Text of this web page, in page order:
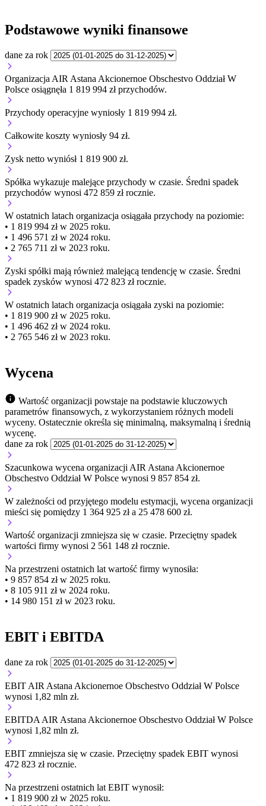
Podstawowe wyniki finansowe
dane za rok
Organizacja AIR Astana Akcionernoe Obschestvo Oddział W
Polsce osiągnęła 1 819 994 zł przychodów.
Przychody operacyjne wyniosły 1 819 994 zł.
Całkowite koszty wyniosły 94 zł.
Zysk netto wyniósł 1 819 900 zł.
Spółka wykazuje malejące przychody w czasie. Średni spadek
przychodów wynosi 472 859 zł rocznie.
W ostatnich latach organizacja osiągała przychody na poziomie:
• 1 819 994 zł w 2025 roku.
• 1 496 571 zł w 2024 roku.
• 2 765 711 zł w 2023 roku.
Zyski spółki mają również malejącą tendencję w czasie. Średni
spadek zysków wynosi 472 823 zł rocznie.
W ostatnich latach organizacja osiągała zyski na poziomie:
• 1 819 900 zł w 2025 roku.
• 1 496 462 zł w 2024 roku.
• 2 765 546 zł w 2023 roku.
Wycena
Wartość organizacji powstaje na podstawie kluczowych
parametrów finansowych, z wykorzystaniem różnych modeli
wyceny. Ostatecznie określa się minimalną, maksymalną i średnią
wycenę.
dane za rok
Szacunkowa wycena organizacji AIR Astana Akcionernoe
Obschestvo Oddział W Polsce wynosi 9 857 854 zł.
W zależności od przyjętego modelu estymacji, wycena organizacji
mieści się pomiędzy 1 364 925 zł a 25 478 600 zł.
Wartość organizacji zmniejsza się w czasie. Przeciętny spadek
wartości firmy wynosi 2 561 148 zł rocznie.
Na przestrzeni ostatnich lat wartość firmy wynosiła:
• 9 857 854 zł w 2025 roku.
• 8 105 911 zł w 2024 roku.
• 14 980 151 zł w 2023 roku.
EBIT i EBITDA
dane za rok
EBIT AIR Astana Akcionernoe Obschestvo Oddział W Polsce
wynosi 1,82 mln zł.
EBITDA AIR Astana Akcionernoe Obschestvo Oddział W Polsce
wynosi 1,82 mln zł.
EBIT zmniejsza się w czasie. Przeciętny spadek EBIT wynosi
472 823 zł rocznie.
Na przestrzeni ostatnich lat EBIT wynosił:
• 1 819 900 zł w 2025 roku.